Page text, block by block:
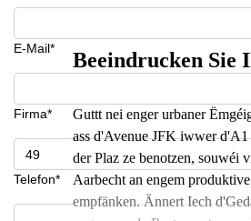
E-Mail*
Firma*
Telefon*
Beeindrucken Sie
Guttt nei enger urbaner
ass d'Avenue JFK iwwer d'A1
der Plaz ze benotzen, souwéi
Aarbecht an engem
empfänken. Ännert Iech